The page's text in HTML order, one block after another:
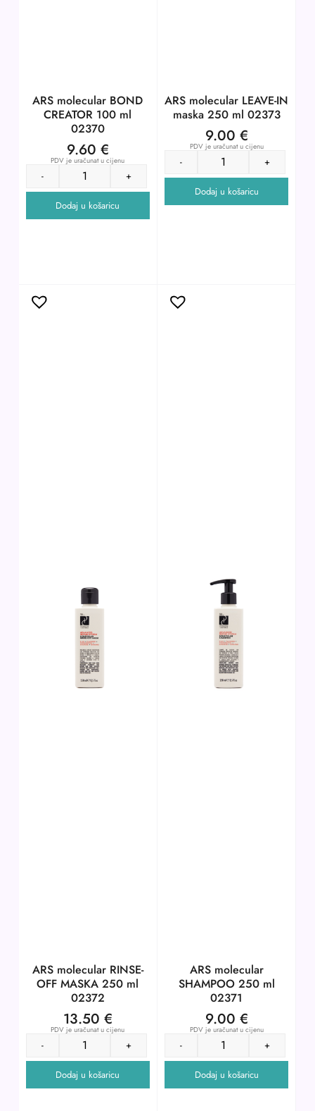
ARS molecular BOND
CREATOR 100 ml
02370
9.60 €
PDV je uračunat u cijenu
- +
Dodaj u košaricu
ARS molecular LEAVE-IN
maska 250 ml 02373
9.00 €
PDV je uračunat u cijenu
- +
Dodaj u košaricu
ARS molecular RINSE-
OFF MASKA 250 ml
02372
13.50 €
PDV je uračunat u cijenu
- +
Dodaj u košaricu
ARS molecular
SHAMPOO 250 ml
02371
9.00 €
PDV je uračunat u cijenu
- +
Dodaj u košaricu